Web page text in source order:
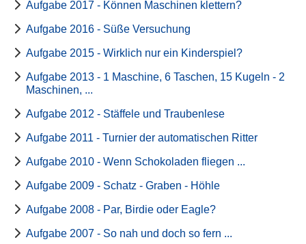
Aufgabe 2017 - Können Maschinen klettern?
Aufgabe 2016 - Süße Versuchung
Aufgabe 2015 - Wirklich nur ein Kinderspiel?
Aufgabe 2013 - 1 Maschine, 6 Taschen, 15 Kugeln - 2
Maschinen, ...
Aufgabe 2012 - Stäffele und Traubenlese
Aufgabe 2011 - Turnier der automatischen Ritter
Aufgabe 2010 - Wenn Schokoladen fliegen ...
Aufgabe 2009 - Schatz - Graben - Höhle
Aufgabe 2008 - Par, Birdie oder Eagle?
Aufgabe 2007 - So nah und doch so fern ...